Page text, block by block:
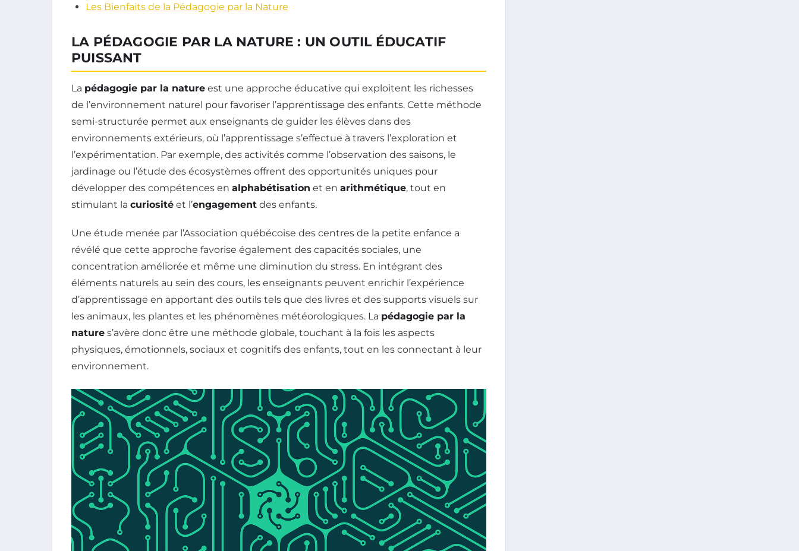
Les Bienfaits de la Pédagogie par la Nature
LA PÉDAGOGIE PAR LA NATURE : UN OUTIL ÉDUCATIF
PUISSANT
La pédagogie par la nature est une approche éducative qui exploitent les richesses
de l’environnement naturel pour favoriser l’apprentissage des enfants. Cette méthode
semi-structurée permet aux enseignants de guider les élèves dans des
environnements extérieurs, où l’apprentissage s’effectue à travers l’exploration et
l’expérimentation. Par exemple, des activités comme l’observation des saisons, le
jardinage ou l’étude des écosystèmes offrent des opportunités uniques pour
développer des compétences en alphabétisation et en arithmétique, tout en
stimulant la curiosité et l’engagement des enfants.
Une étude menée par l’Association québécoise des centres de la petite enfance a
révélé que cette approche favorise également des capacités sociales, une
concentration améliorée et même une diminution du stress. En intégrant des
éléments naturels au sein des cours, les enseignants peuvent enrichir l’expérience
d’apprentissage en apportant des outils tels que des livres et des supports visuels sur
les animaux, les plantes et les phénomènes météorologiques. La pédagogie par la
nature s’avère donc être une méthode globale, touchant à la fois les aspects
physiques, émotionnels, sociaux et cognitifs des enfants, tout en les connectant à leur
environnement.